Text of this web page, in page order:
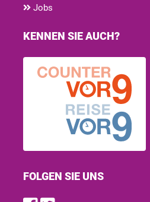
Jobs
KENNEN SIE AUCH?
FOLGEN SIE UNS